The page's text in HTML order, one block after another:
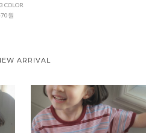
COLOR
원
ARRIVAL